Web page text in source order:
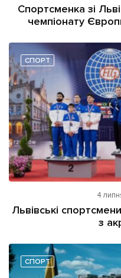
Спортсменка зі
чемпіонату
СПОРТ
4
Львівські
з
СПОРТ